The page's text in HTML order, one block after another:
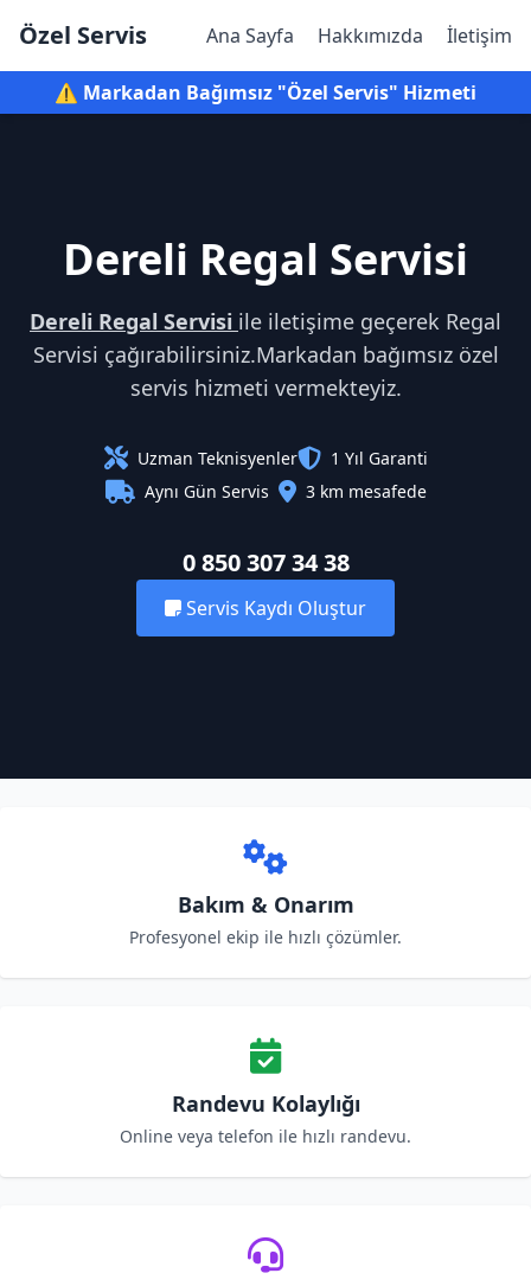
Özel Servis Ana Sayfa Hakkımızda İletişim
⚠️ Markadan Bağımsız "Özel Servis" Hizmeti
Dereli Regal Servisi
Dereli Regal Servisi ile iletişime geçerek Regal
Servisi çağırabilirsiniz.Markadan bağımsız özel
servis hizmeti vermekteyiz.
Uzman Teknisyenler
1 Yıl Garanti
Aynı Gün Servis
3 km mesafede
0 850 307 34 38
Servis Kaydı Oluştur
Bakım & Onarım
Profesyonel ekip ile hızlı çözümler.
Randevu Kolaylığı
Online veya telefon ile hızlı randevu.